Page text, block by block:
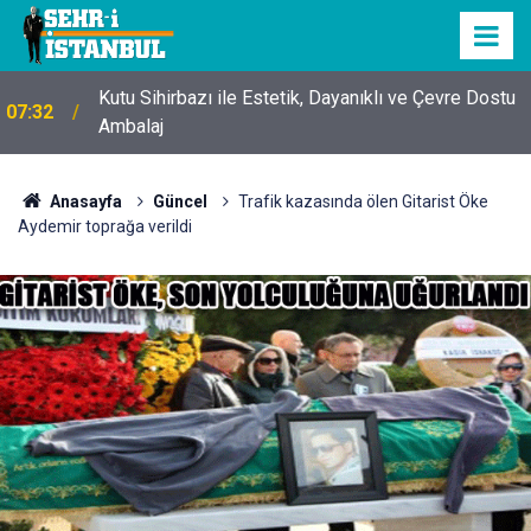
07:32
Kutu Sihirbazı ile Estetik, Dayanıklı ve Çevre Dostu
Ambalaj
Anasayfa Güncel
Trafik kazasında ölen Gitarist Öke
Aydemir toprağa verildi